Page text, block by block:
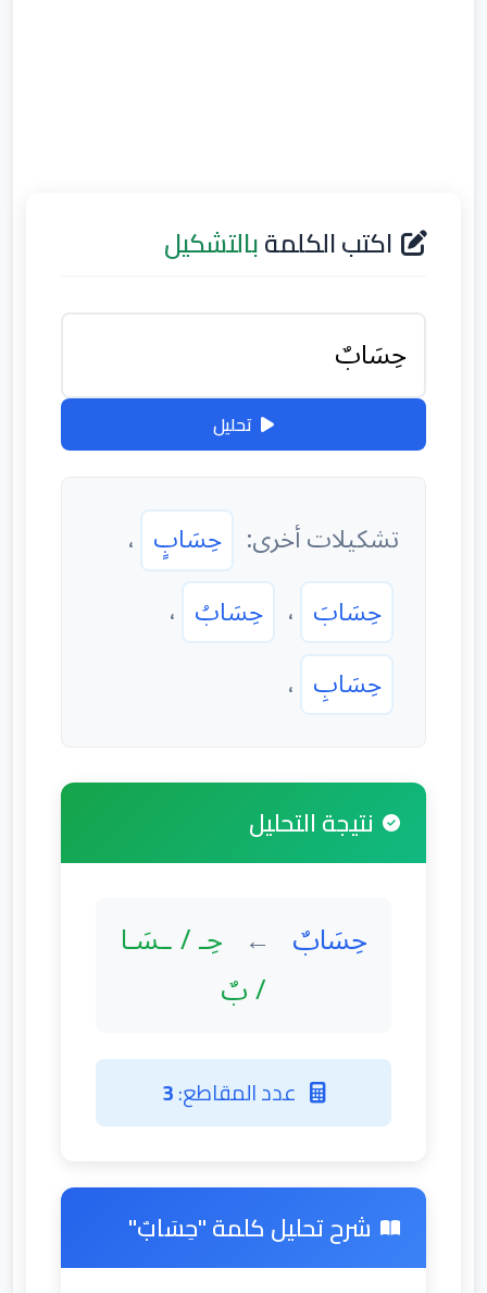
اكتب الكلمةبالتشكيل
تحليل
تشكيلات أخرى: حِسَابٍ ،
حِسَابَ ، حِسَابُ ،
حِسَابِ ،
نتيجة التحليل
حِسَابٌ ← حِـ / ـسَـا
/ بٌ
عدد المقاطع:3
شرح تحليل كلمة "حِسَابٌ"